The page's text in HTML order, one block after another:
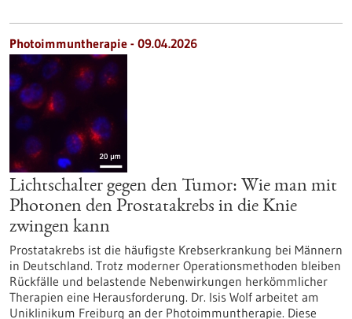
Photoimmuntherapie - 09.04.2026
Lichtschalter gegen den Tumor: Wie man mit
Photonen den Prostatakrebs in die Knie
zwingen kann
Prostatakrebs ist die häufigste Krebserkrankung bei Männern
in Deutschland. Trotz moderner Operationsmethoden bleiben
Rückfälle und belastende Nebenwirkungen herkömmlicher
Therapien eine Herausforderung. Dr. Isis Wolf arbeitet am
Uniklinikum Freiburg an der Photoimmuntherapie. Diese